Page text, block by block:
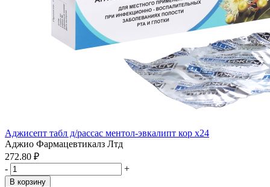
Аджисепт табл д/рассас ментол-эвкалипт кор x24
Аджио Фармацевтикалз Лтд
272.80 ₽
-
+
В корзину